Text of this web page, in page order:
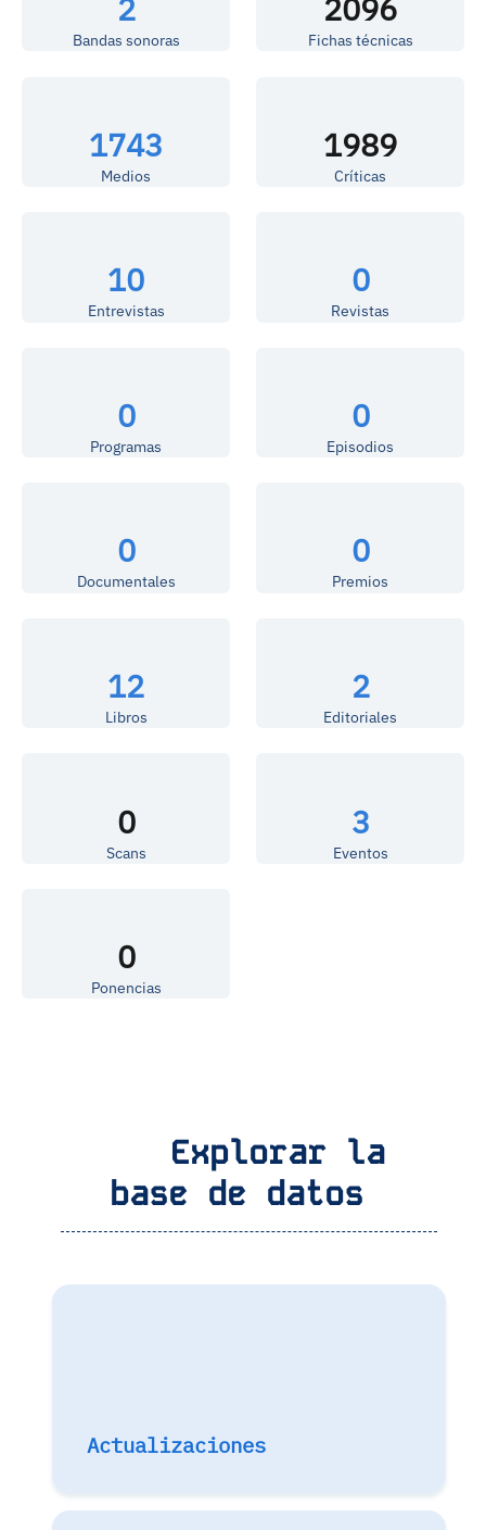
2
Bandas sonoras
2096
Fichas técnicas
1743
Medios
1989
Críticas
10
Entrevistas
0
Revistas
0
Programas
0
Episodios
0
Documentales
0
Premios
12
Libros
2
Editoriales
0
Scans
3
Eventos
0
Ponencias
Explorar la
base de datos
Actualizaciones